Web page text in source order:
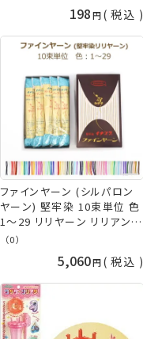
198 税込
ファインヤーン (シルパロン
ヤーン) 堅牢染 10束単位 色
1～29 リリヤーン リリアン
リリヤン 黒 白 赤 ピンク 黄
ジュ 茶色 水色 ブラック ホワ
イト レッド ブルー パープル
ニッチング 手まり タッセル イ
ナズマ 手芸の山久
（0）
5,060 税込